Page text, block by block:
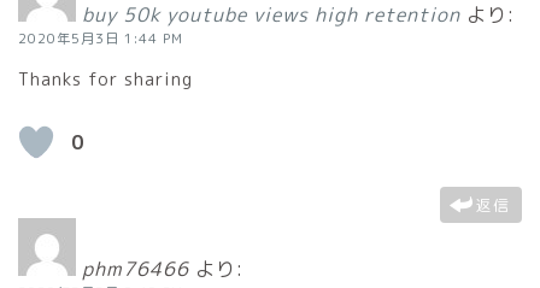
buy 50k youtube views high retention より:
2020年5月3日 1:44 PM
Thanks for sharing
0
返信
phm76466 より: